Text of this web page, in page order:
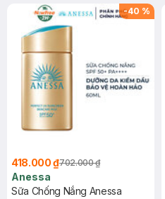
SPF 50+ 20ml (SL Có Hạn)
-40 %
418.000 ₫702.000 ₫
Anessa
Sữa Chống Nắng Anessa